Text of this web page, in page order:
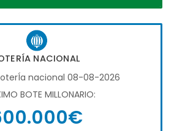
NACIONAL
nacional 08-08-2026
BOTE MILLONARIO: